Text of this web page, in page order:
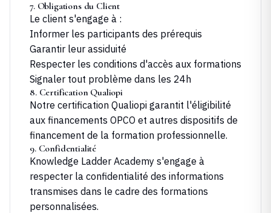
7. Obligations du Client
Le client s'engage à :
Informer les participants des prérequis
Garantir leur assiduité
Respecter les conditions d'accès aux formations
Signaler tout problème dans les 24h
8. Certification Qualiopi
Notre certification Qualiopi garantit l'éligibilité
aux financements OPCO et autres dispositifs de
financement de la formation professionnelle.
9. Confidentialité
Knowledge Ladder Academy s'engage à
respecter la confidentialité des informations
transmises dans le cadre des formations
personnalisées.